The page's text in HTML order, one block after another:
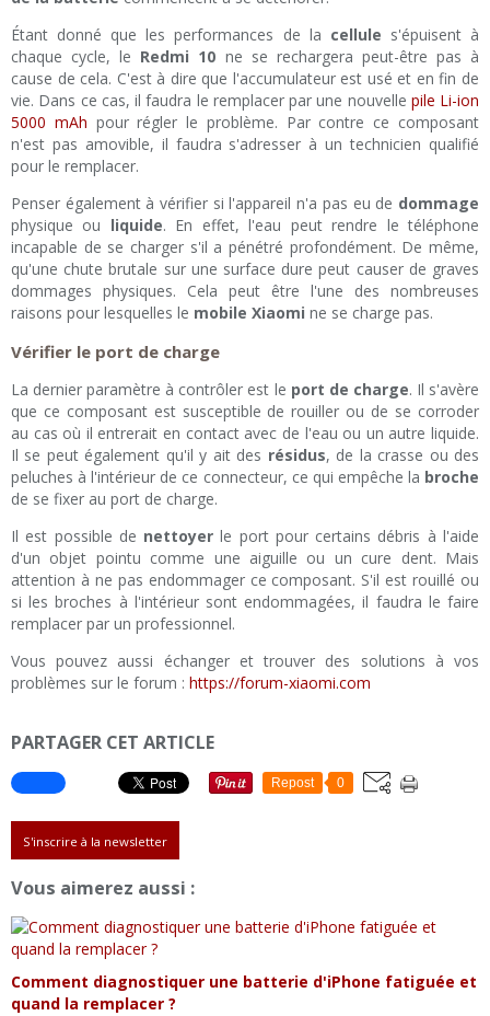
Étant donné que les performances de la cellule s'épuisent à
chaque cycle, le Redmi 10 ne se rechargera peut-être pas à
cause de cela. C'est à dire que l'accumulateur est usé et en fin de
vie. Dans ce cas, il faudra le remplacer par une nouvelle pile Li-ion
5000 mAh pour régler le problème. Par contre ce composant
n'est pas amovible, il faudra s'adresser à un technicien qualifié
pour le remplacer.
Penser également à vérifier si l'appareil n'a pas eu de dommage
physique ou liquide. En effet, l'eau peut rendre le téléphone
incapable de se charger s'il a pénétré profondément. De même,
qu'une chute brutale sur une surface dure peut causer de graves
dommages physiques. Cela peut être l'une des nombreuses
raisons pour lesquelles le mobile Xiaomi ne se charge pas.
Vérifier le port de charge
La dernier paramètre à contrôler est le port de charge. Il s'avère
que ce composant est susceptible de rouiller ou de se corroder
au cas où il entrerait en contact avec de l'eau ou un autre liquide.
Il se peut également qu'il y ait des résidus, de la crasse ou des
peluches à l'intérieur de ce connecteur, ce qui empêche la broche
de se fixer au port de charge.
Il est possible de nettoyer le port pour certains débris à l'aide
d'un objet pointu comme une aiguille ou un cure dent. Mais
attention à ne pas endommager ce composant. S'il est rouillé ou
si les broches à l'intérieur sont endommagées, il faudra le faire
remplacer par un professionnel.
Vous pouvez aussi échanger et trouver des solutions à vos
problèmes sur le forum : https://forum-xiaomi.com
PARTAGER CET ARTICLE
Repost 0
S'inscrire à la newsletter
Vous aimerez aussi :
Comment diagnostiquer une batterie d'iPhone fatiguée et
quand la remplacer ?